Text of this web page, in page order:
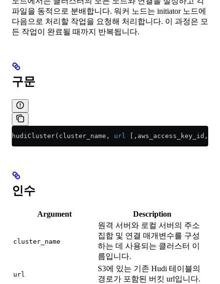
파일을 동적으로 분배합니다. 워커 노드는 initiator 노드에
다음으로 처리할 작업을 요청해 처리합니다. 이 과정은 모
든 작업이 완료될 때까지 반복됩니다.
구문
hudiCluster(cluster_name, url [,aws_access_key_id,
인수
Argument Description
cluster_name
원격 서버와 로컬 서버의 주소
집합 및 연결 매개변수를 구성
하는 데 사용되는 클러스터 이
름입니다.
url
S3에 있는 기존 Hudi 테이블의
경로가 포함된 버킷 url입니다.